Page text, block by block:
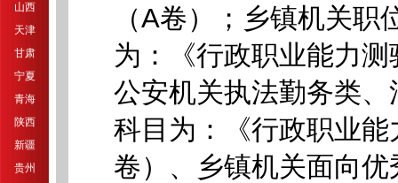
山西
天津
甘肃
宁夏
青海
陕西
新疆
贵州
（A卷）；乡镇机关职
为：《行政职业能力
公安机关执法勤务类
科目为：《行政职业
卷）、乡镇机关面向优